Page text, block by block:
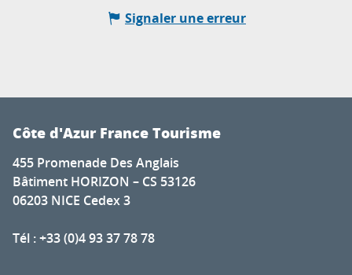
Signaler une erreur
Côte d'Azur France Tourisme
455 Promenade Des Anglais
Bâtiment HORIZON – CS 53126
06203 NICE Cedex 3
Tél : +33 (0)4 93 37 78 78